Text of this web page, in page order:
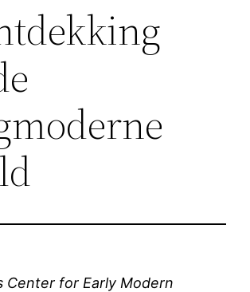
Center for Early Modern